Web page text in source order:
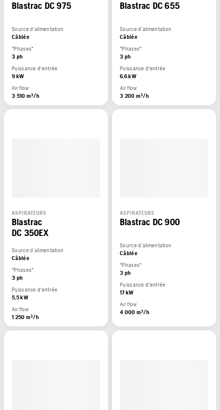
Blastrac DC 975
Source d’alimentation
Câblée
"Phases"
3 ph
Puissance d'entrée
9 kW
Air flow
3 510 m³/h
Blastrac DC 655
Source d’alimentation
Câblée
"Phases"
3 ph
Puissance d'entrée
6,6 kW
Air flow
3 200 m³/h
ASPIRATEURS
Blastrac
DC 350EX
Source d’alimentation
Câblée
"Phases"
3 ph
Puissance d'entrée
5,5 kW
Air flow
1 250 m³/h
ASPIRATEURS
Blastrac DC 900
Source d’alimentation
Câblée
"Phases"
3 ph
Puissance d'entrée
17 kW
Air flow
4 000 m³/h